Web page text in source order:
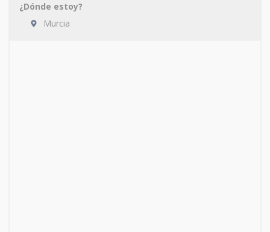
¿Dónde estoy?
Murcia